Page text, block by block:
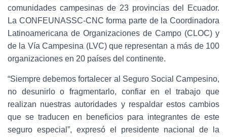
comunidades campesinas de 23 provincias del Ecuador.
La CONFEUNASSC-CNC forma parte de la Coordinadora
Latinoamericana de Organizaciones de Campo (CLOC) y
de la Vía Campesina (LVC) que representan a más de 100
organizaciones en 20 países del continente.
“Siempre debemos fortalecer al Seguro Social Campesino,
no desunirlo o fragmentarlo, confiar en el trabajo que
realizan nuestras autoridades y respaldar estos cambios
que se traducen en beneficios para integrantes de este
seguro especial”, expresó el presidente nacional de la